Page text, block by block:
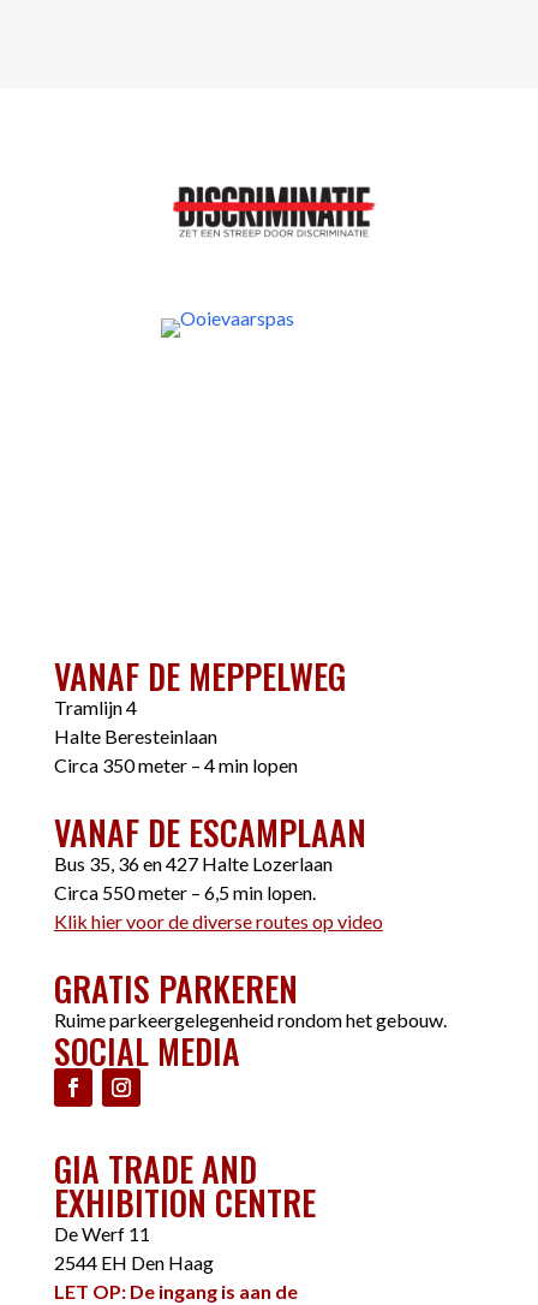
VANAF DE MEPPELWEG
Tramlijn 4
Halte Beresteinlaan
Circa 350 meter – 4 min lopen
VANAF DE ESCAMPLAAN
Bus 35, 36 en 427 Halte Lozerlaan
Circa 550 meter – 6,5 min lopen.
Klik hier voor de diverse routes op video
GRATIS PARKEREN
Ruime parkeergelegenheid rondom het gebouw.
SOCIAL MEDIA
GIA TRADE AND
EXHIBITION CENTRE
De Werf 11
2544 EH Den Haag
LET OP: De ingang is aan de